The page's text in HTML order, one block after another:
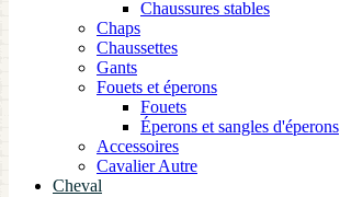
Chaussures stables
Chaps
Chaussettes
Gants
Fouets et éperons
Fouets
Éperons et sangles d'éperons
Accessoires
Cavalier Autre
Cheval